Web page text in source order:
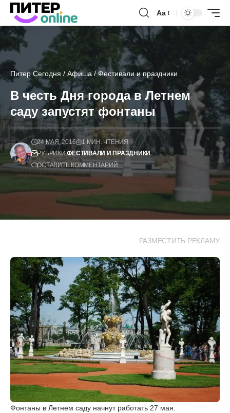
Аа
Питер Сегодня / Афиша / Фестивали и праздники
В честь Дня города в Летнем
саду запустят фонтаны
24 МАЯ, 2016
1 МИН. ЧТЕНИЯ
РУБРИКИ:ФЕСТИВАЛИ И ПРАЗДНИКИ
ОСТАВИТЬ КОММЕНТАРИЙ
РАЗМЕСТИТЬ РЕКЛАМУ
Фонтаны в Летнем саду начнут работать 27 мая.